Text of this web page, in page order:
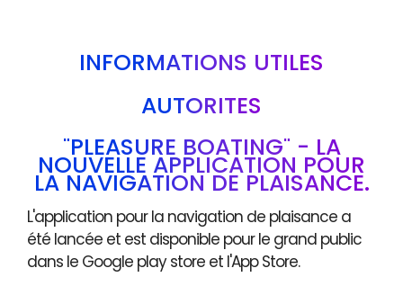
INFORMATIONS UTILES
AUTORITÉS
"PLEASURE BOATING" - LA
NOUVELLE APPLICATION POUR
LA NAVIGATION DE PLAISANCE.
L'application pour la navigation de plaisance a
été lancée et est disponible pour le grand public
dans le Google play store et l'App Store.